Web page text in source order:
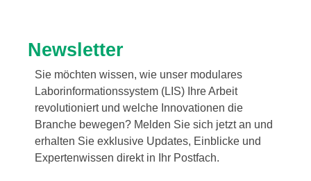
Newsletter
Sie möchten wissen, wie unser modulares
Laborinformationssystem (LIS) Ihre Arbeit
revolutioniert und welche Innovationen die
Branche bewegen? Melden Sie sich jetzt an und
erhalten Sie exklusive Updates, Einblicke und
Expertenwissen direkt in Ihr Postfach.